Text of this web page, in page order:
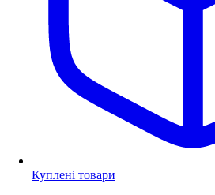
Куплені товари